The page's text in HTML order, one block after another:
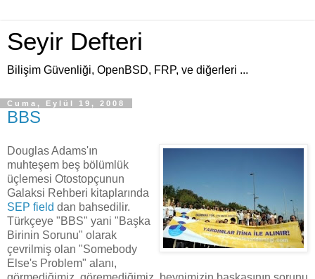
Seyir Defteri
Bilişim Güvenliği, OpenBSD, FRP, ve diğerleri ...
Cuma, Eylül 19, 2008
BBS
Douglas Adams'ın
muhteşem beş bölümlük
üçlemesi Otostopçunun
Galaksi Rehberi kitaplarında
SEP field dan bahsedilir.
Türkçeye "BBS" yani "Başka
Birinin Sorunu" olarak
çevrilmiş olan "Somebody
Else's Problem" alanı,